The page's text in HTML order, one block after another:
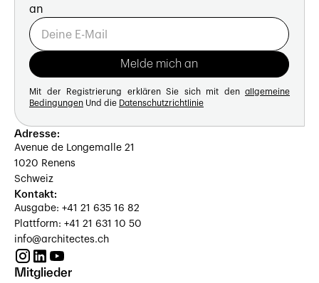
an
Mit der Registrierung erklären Sie sich mit den allgemeine
Bedingungen Und die Datenschutzrichtlinie
Adresse:
Avenue de Longemalle 21
1020 Renens
Schweiz
Kontakt:
Ausgabe: +41 21 635 16 82
Plattform: +41 21 631 10 50
info@architectes.ch
Mitglieder